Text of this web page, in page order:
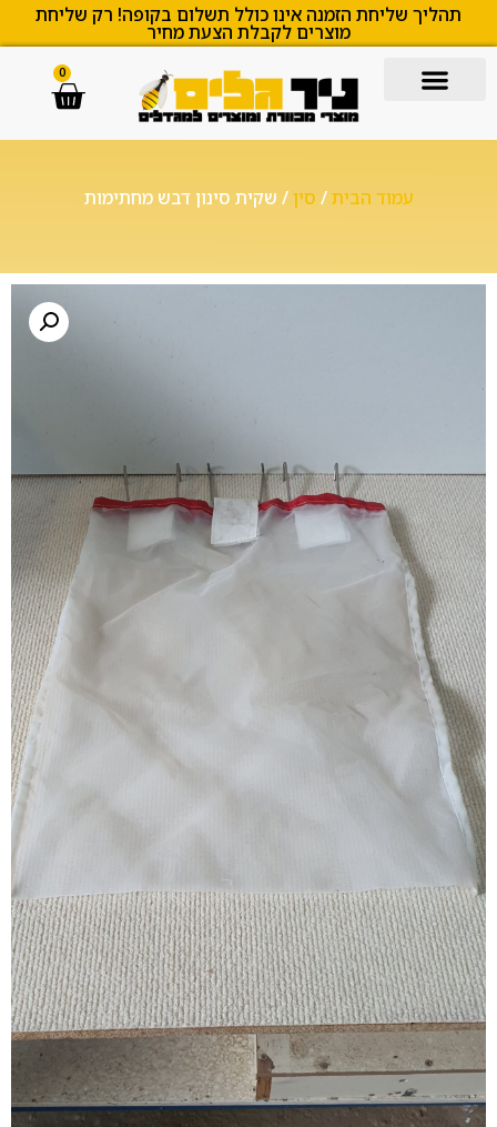
תהליך שליחת הזמנה אינו כולל תשלום בקופה! רק שליחת
מוצרים לקבלת הצעת מחיר
0
עמוד הבית/ סין/ שקית סינון דבש מחתימות